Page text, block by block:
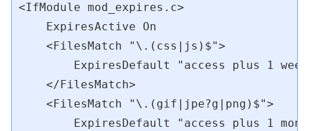
<IfModule mod_expires.c>
ExpiresActive On
<FilesMatch "\.(css|js)$">
ExpiresDefault "access plus 1
</FilesMatch>
<FilesMatch "\.(gif|jpe?g|png)$">
ExpiresDefault "access plus 1